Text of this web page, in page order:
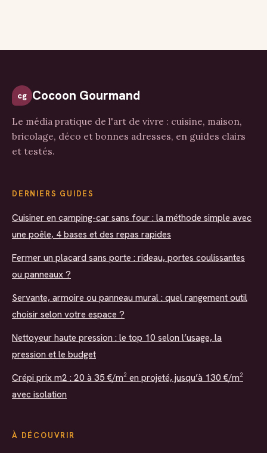
votre facture
cg Cocoon Gourmand
Le média pratique de l'art de vivre : cuisine, maison,
bricolage, déco et bonnes adresses, en guides clairs
et testés.
DERNIERS GUIDES
Cuisiner en camping-car sans four : la méthode simple avec
une poêle, 4 bases et des repas rapides
Fermer un placard sans porte : rideau, portes coulissantes
ou panneaux ?
Servante, armoire ou panneau mural : quel rangement outil
choisir selon votre espace ?
Nettoyeur haute pression : le top 10 selon l’usage, la
pression et le budget
Crépi prix m2 : 20 à 35 €/m² en projeté, jusqu’à 130 €/m²
avec isolation
À DÉCOUVRIR